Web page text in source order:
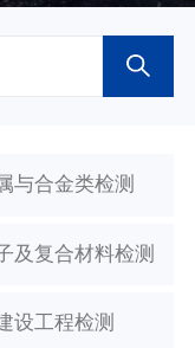
与合金类检测
及复合材料检测
设工程检测